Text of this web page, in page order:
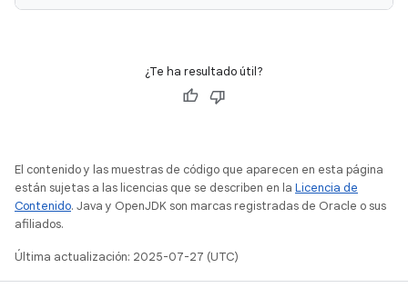
¿Te ha resultado útil?
El contenido y las muestras de código que aparecen en esta página
están sujetas a las licencias que se describen en la Licencia de
Contenido. Java y OpenJDK son marcas registradas de Oracle o sus
afiliados.
Última actualización: 2025-07-27 (UTC)